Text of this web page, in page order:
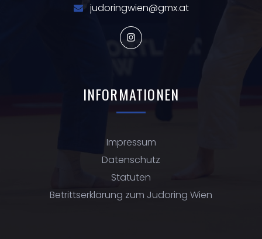
judoringwien@gmx.at
INFORMATIONEN
Impressum
Datenschutz
Statuten
Betrittserklärung zum Judoring Wien